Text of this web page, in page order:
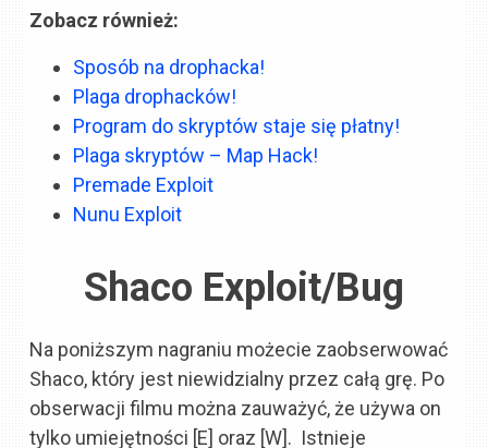
Zobacz również:
Sposób na drophacka!
Plaga drophacków!
Program do skryptów staje się płatny!
Plaga skryptów – Map Hack!
Premade Exploit
Nunu Exploit
Shaco Exploit/Bug
Na poniższym nagraniu możecie zaobserwować
Shaco, który jest niewidzialny przez całą grę. Po
obserwacji filmu można zauważyć, że używa on
tylko umiejętności [E] oraz [W]. Istnieje